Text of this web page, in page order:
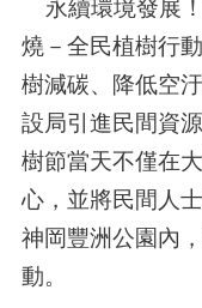
永續環境發展
燒－全民植樹行
樹減碳、降低空
設局引進民間資
樹節當天不僅在
心，並將民間人
神岡豐洲公園內
動。